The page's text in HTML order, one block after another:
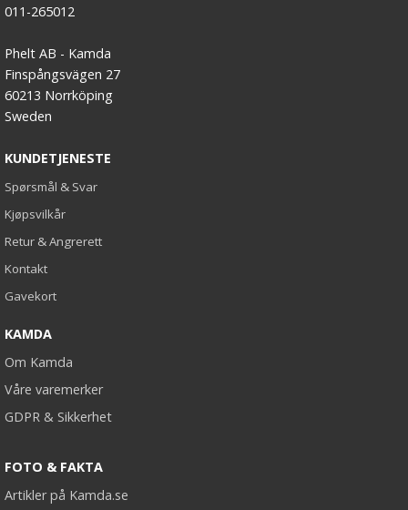
011-265012
Phelt AB - Kamda
Finspångsvägen 27
60213 Norrköping
Sweden
KUNDETJENESTE
Spørsmål & Svar
Kjøpsvilkår
Retur & Angrerett
Kontakt
Gavekort
KAMDA
Om Kamda
Våre varemerker
GDPR & Sikkerhet
FOTO & FAKTA
Artikler på Kamda.se